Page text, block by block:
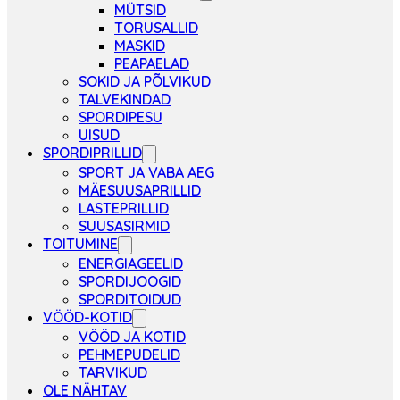
MÜTSID
TORUSALLID
MASKID
PEAPAELAD
SOKID JA PÕLVIKUD
TALVEKINDAD
SPORDIPESU
UISUD
SPORDIPRILLID
SPORT JA VABA AEG
MÄESUUSAPRILLID
LASTEPRILLID
SUUSASIRMID
TOITUMINE
ENERGIAGEELID
SPORDIJOOGID
SPORDITOIDUD
VÖÖD-KOTID
VÖÖD JA KOTID
PEHMEPUDELID
TARVIKUD
OLE NÄHTAV